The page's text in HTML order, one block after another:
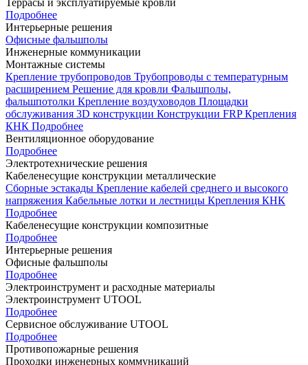
Террасы и эксплуатируемые кровли
Подробнее
Интерьерные решения
Офисные фальшполы
Инженерные коммуникации
Монтажные системы
Крепление трубопроводов Трубопроводы с температурным
расширением Решение для кровли Фальшполы,
фальшпотолки Крепление воздуховодов Площадки
обслуживания 3D конструкции Конструкции FRPКрепления
КНК Подробнее
Вентиляционное оборудование
Подробнее
Электротехнические решения
Кабеленесущие конструкции металлические
Сборные эстакады Крепление кабелей среднего и высокого
напряжения Кабельные лотки и лестницы Крепления КНК
Подробнее
Кабеленесущие конструкции композитные
Подробнее
Интерьерные решения
Офисные фальшполы
Подробнее
Электроинструмент и расходные материалы
Электроинструмент UTOOL
Подробнее
Сервисное обслуживание UTOOL
Подробнее
Противопожарные решения
Проходки инженерных коммуникаций